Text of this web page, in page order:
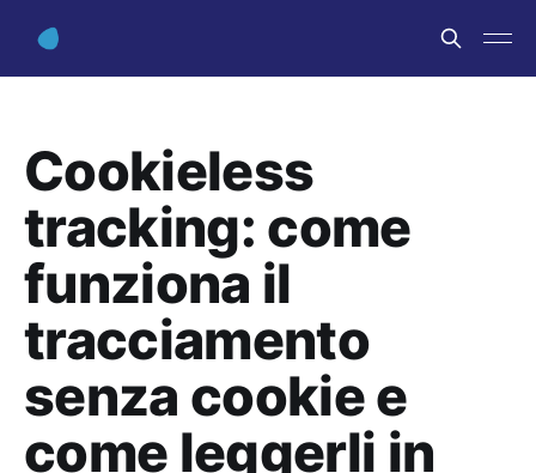
Cookieless
tracking: come
funziona il
tracciamento
senza cookie e
come leggerli in